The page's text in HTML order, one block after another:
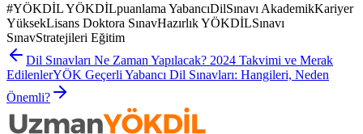
#YÖKDİL YÖKDİLpuanlama YabancıDilSınavı AkademikKariyer
YüksekLisans Doktora SınavHazırlık YÖKDİLSınavı
SınavStratejileri Eğitim
Dil Sınavları Ne Zaman Yapılacak? 2024 Takvimi ve Merak
EdilenlerYÖK Geçerli Yabancı Dil Sınavları: Hangileri, Neden
Önemli?